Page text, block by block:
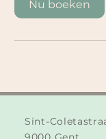
Nu boeken
Sint-